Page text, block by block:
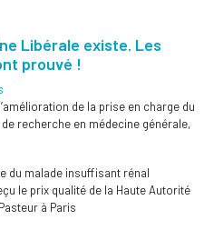
Libérale existe. Les
prouvé !
de la prise en charge du
de recherche en médecine générale,
du malade insuffisant rénal
le prix qualité de la Haute Autorité
à Paris